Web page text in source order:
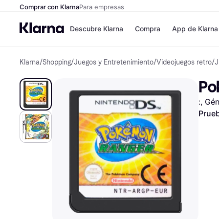
Comprar con KlarnaPara empresas
Descubre Klarna
Formas de
Paga ahora
Paga en 3 plazos
Paga en 30 días
Financiación
Klarna en Apple
Compra
Tiendas
Zalando
JD Sports
Directorio de
App de Klarna
Klarna/Shopping/Juegos y Entretenimiento/Videojuegos retro/
:,